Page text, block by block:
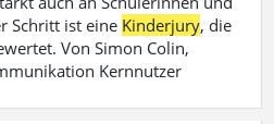
Schritt ist eine Kinderjury, die
Von Simon Colin,
Kernnutzer